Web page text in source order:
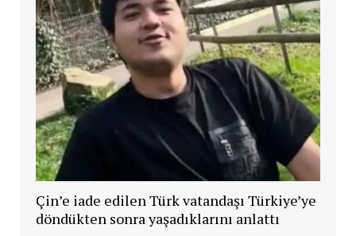
Çin’e iade edilen Türk vatandaşı Türkiye’ye
döndükten sonra yaşadıklarını anlattı